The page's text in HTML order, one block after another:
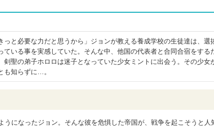
っと必要な力だと思うから」ジョンが教える養成学校の生徒達は、選
ている事を実感していた。そんな中、他国の代表者と合同合宿をする
剣聖の弟子ホロロは迷子となっていた少女ミントに出会う。その少女
も知らずに…。
うになったジョン。そんな彼を危惧した帝国が、戦争を起こそうと人